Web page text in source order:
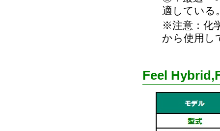
適している
※注意：化
から使用し
Feel